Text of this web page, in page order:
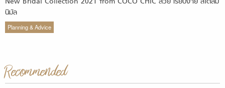
นิมัล
Planning & Advice
Recommended